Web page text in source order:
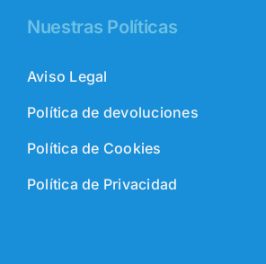
Nuestras Políticas
Aviso Legal
Política de devoluciones
Política de Cookies
Política de Privacidad